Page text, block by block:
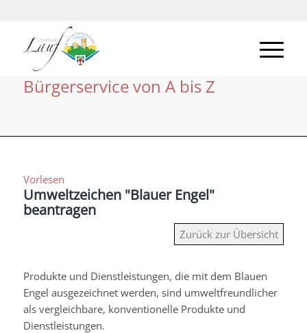
Bürgerservice von A bis Z
Vorlesen
Umweltzeichen "Blauer Engel"
beantragen
Zurück zur Übersicht
Produkte und Dienstleistungen, die mit dem Blauen
Engel ausgezeichnet werden, sind umweltfreundlicher
als vergleichbare, konventionelle Produkte und
Dienstleistungen.